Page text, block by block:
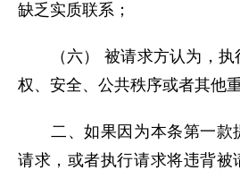
缺乏实质联系；
（六） 被请求方认为，执
权、安全、公共秩序或者其他
二、如果因为本条第一款
请求，或者执行请求将违背被